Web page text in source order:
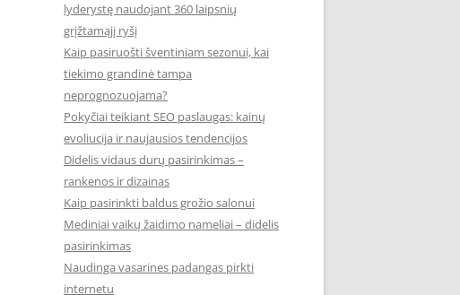
lyderystę naudojant 360 laipsnių
grįžtamąjį ryšį
Kaip pasiruošti šventiniam sezonui, kai
tiekimo grandinė tampa
neprognozuojama?
Pokyčiai teikiant SEO paslaugas: kainų
evoliucija ir naujausios tendencijos
Didelis vidaus durų pasirinkimas –
rankenos ir dizainas
Kaip pasirinkti baldus grožio salonui
Mediniai vaikų žaidimo nameliai – didelis
pasirinkimas
Naudinga vasarines padangas pirkti
internetu